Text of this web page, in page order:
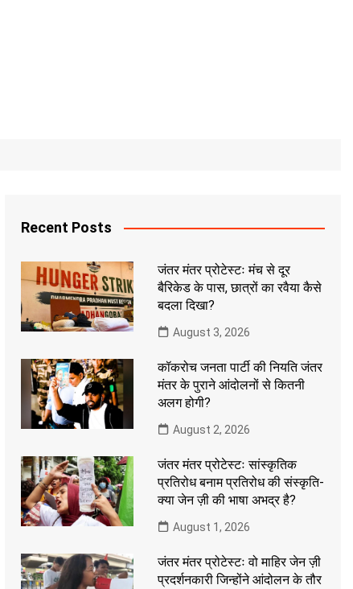
Recent Posts
जंतर मंतर प्रोटेस्टः मंच से दूर
बैरिकेड के पास, छात्रों का रवैया कैसे
बदला दिखा?
August 3, 2026
कॉकरोच जनता पार्टी की नियति जंतर
मंतर के पुराने आंदोलनों से कितनी
अलग होगी?
August 2, 2026
जंतर मंतर प्रोटेस्टः सांस्कृतिक
प्रतिरोध बनाम प्रतिरोध की संस्कृति-
क्या जेन ज़ी की भाषा अभद्र है?
August 1, 2026
जंतर मंतर प्रोटेस्टः वो माहिर जेन ज़ी
प्रदर्शनकारी जिन्होंने आंदोलन के तौर